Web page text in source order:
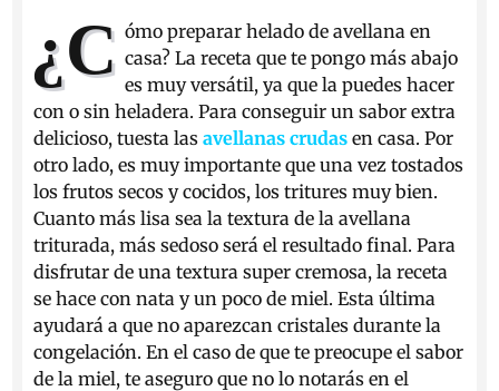
¿C ómo preparar helado de avellana en
casa? La receta que te pongo más abajo
es muy versátil, ya que la puedes hacer
con o sin heladera. Para conseguir un sabor extra
delicioso, tuesta lasavellanas crudas en casa. Por
otro lado, es muy importante que una vez tostados
los frutos secos y cocidos, los tritures muy bien.
Cuanto más lisa sea la textura de la avellana
triturada, más sedoso será el resultado final. Para
disfrutar de una textura super cremosa, la receta
se hace con nata y un poco de miel. Esta última
ayudará a que no aparezcan cristales durante la
congelación. En el caso de que te preocupe el sabor
de la miel, te aseguro que no lo notarás en el